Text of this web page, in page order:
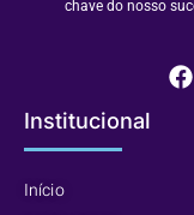
chave do nosso
Institucional
Início